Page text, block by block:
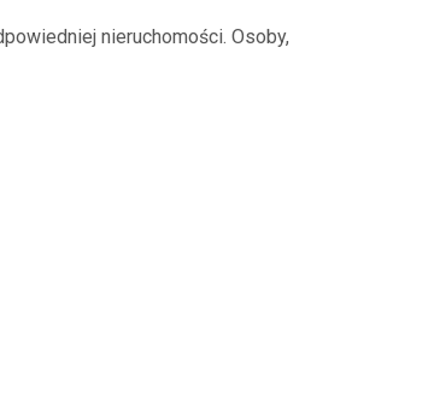
nieruchomości. Osoby,